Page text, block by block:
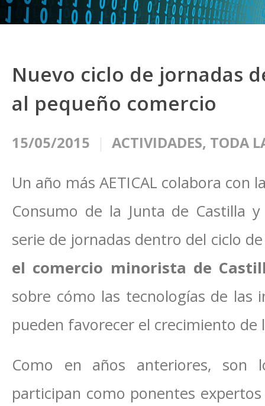
Nuevo ciclo de jornadas
al pequeño comercio
15/05/2015 ACTIVIDADES, TODA
Un año más AETICAL colabora con
Consumo de la Junta de Castilla
serie de jornadas dentro del ciclo
el comercio minorista de
sobre cómo las tecnologías de las
pueden favorecer el crecimiento
Como en años anteriores, son
participan como ponentes